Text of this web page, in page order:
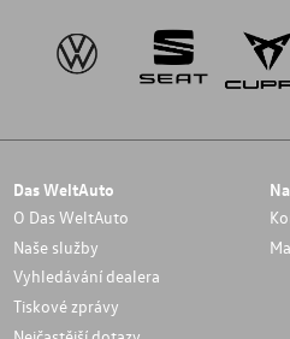
Das WeltAuto
O Das WeltAuto
Naše služby
Vyhledávání dealera
Tiskové zprávy